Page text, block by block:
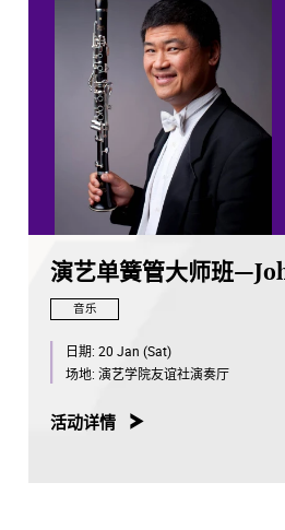
演艺单簧管大师班
音乐
日期: 20 Jan (Sat)
场地: 演艺学院友谊社演奏厅
活动详情